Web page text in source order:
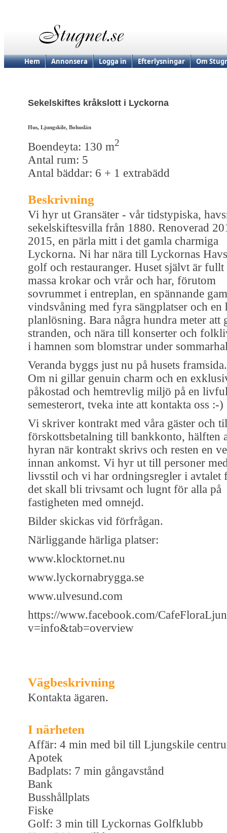
Hem Annonsera Logga in Efterlysningar Om
Sekelskiftes kråkslott i Lyckorna
Hus, Ljungskile, Bohuslän
Boendeyta: 130 m2
Antal rum: 5
Antal bäddar: 6 + 1 extrabädd
Beskrivning
Vi hyr ut Gransäter - vår tidstypiska,
sekelskiftesvilla från 1880. Renoverad
2015, en pärla mitt i det gamla charmiga
Lyckorna. Ni har nära till Lyckornas
golf och restauranger. Huset självt är fullt
massa krokar och vrår och har, förutom
sovrummet i entreplan, en spännande
vindsvåning med fyra sängplatser och en
planlösning. Bara några hundra meter att
stranden, och nära till konserter och
i hamnen som blomstrar under
Veranda byggs just nu på husets framsida.
Om ni gillar genuin charm och en
påkostad och hemtrevlig miljö på en
semesterort, tveka inte att kontakta oss :-)
Vi skriver kontrakt med våra gäster och
förskottsbetalning till bankkonto, hälften
hyran när kontrakt skrivs och resten en
innan ankomst. Vi hyr ut till personer
livsstil och vi har ordningsregler i avtalet
det skall bli trivsamt och lugnt för alla på
fastigheten med omnejd.
Bilder skickas vid förfrågan.
Närliggande härliga platser:
www.klocktornet.nu
www.lyckornabrygga.se
www.ulvesund.com
https://www.facebook.com/
v=info&tab=overview
Vägbeskrivning
Kontakta ägaren.
I närheten
Affär: 4 min med bil till Ljungskile
Apotek
Badplats: 7 min gångavstånd
Bank
Busshållplats
Fiske
Golf: 3 min till Lyckornas Golfklubb